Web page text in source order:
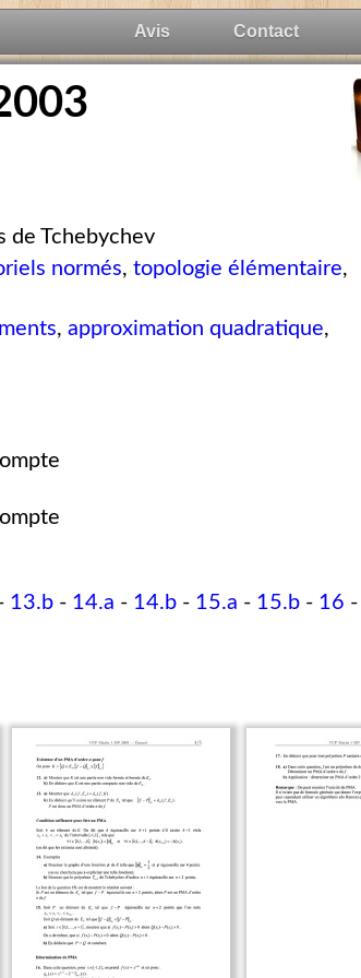
Contact
Avis
de Tchebychev
normés,topologie élémentaire,
,approximation quadratique,
13.b - 14.a - 14.b - 15.a - 15.b - 16 -